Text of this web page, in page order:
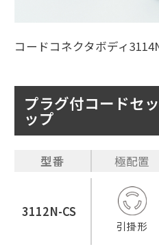
コードコネクタボディ
プラグ付コードセ
ップ
型番 極配置
3112N-CS
引掛形